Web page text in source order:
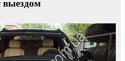
выездом